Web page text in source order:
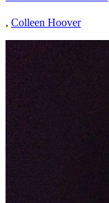
, Colleen Hoover